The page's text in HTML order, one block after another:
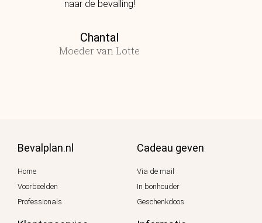
naar de bevalling!
Chantal
Moeder van Lotte
Bevalplan.nl
Home
Voorbeelden
Professionals
Cadeau geven
Via de mail
In bonhouder
Geschenkdoos